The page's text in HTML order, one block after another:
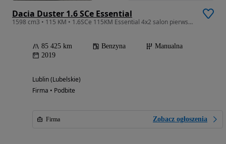
Dacia Duster 1.6 SCe Essential
1598 cm3 • 115 KM • 1.6SCe 115KM Essential 4x2 salon pierwszy właściciel
85 425 km Benzyna
Manualna
2019
Lublin (Lubelskie)
Firma • Podbite
Firma Zobacz ogłoszenia